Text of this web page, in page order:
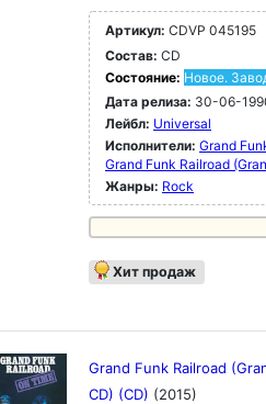
Артикул: CDVP 045195
Состав: CD
Состояние: Новое.
Дата релиза: 30-06-
Лейбл: Universal
Исполнители: Grand
Grand Funk Railroad
Жанры: Rock
Хит продаж
Grand Funk Railroad
CD) (CD) (2015)